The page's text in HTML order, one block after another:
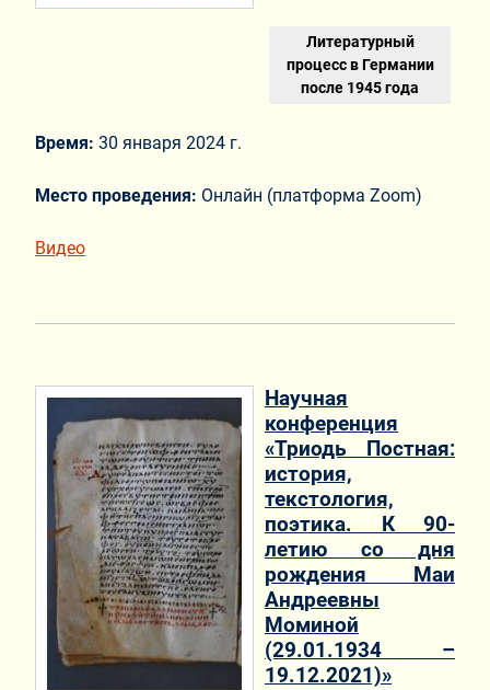
Литературный
процесс в Германии
после 1945 года
Время: 30 января 2024 г.
Место проведения: Онлайн (платформа Zoom)
Видео
Научная
конференция
«Триодь Постная:
история,
текстология,
поэтика. К 90-
летию со дня
рождения Маи
Андреевны
Моминой
(29.01.1934 –
19.12.2021)»